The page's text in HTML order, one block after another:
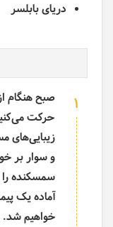
دریای بابلسر
1 صبح هنگام
حرکت می
زیباییهای
و سوار بر
سمسکنده
آماده یک
خواهیم شد.